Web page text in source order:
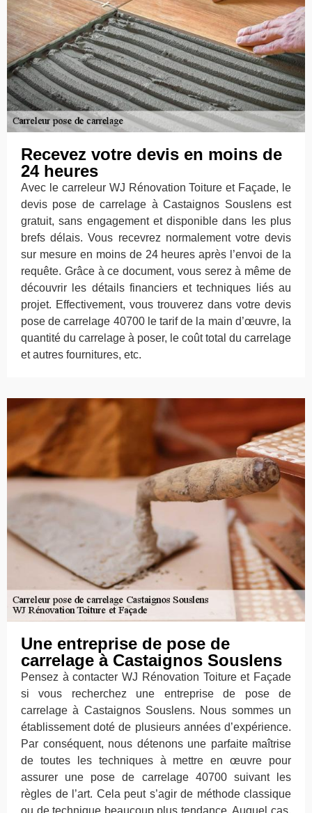
Recevez votre devis en moins de
24 heures
Avec le carreleur WJ Rénovation Toiture et Façade, le
devis pose de carrelage à Castaignos Souslens est
gratuit, sans engagement et disponible dans les plus
brefs délais. Vous recevrez normalement votre devis
sur mesure en moins de 24 heures après l’envoi de la
requête. Grâce à ce document, vous serez à même de
découvrir les détails financiers et techniques liés au
projet. Effectivement, vous trouverez dans votre devis
pose de carrelage 40700 le tarif de la main d’œuvre, la
quantité du carrelage à poser, le coût total du carrelage
et autres fournitures, etc.
Une entreprise de pose de
carrelage à Castaignos Souslens
Pensez à contacter WJ Rénovation Toiture et Façade
si vous recherchez une entreprise de pose de
carrelage à Castaignos Souslens. Nous sommes un
établissement doté de plusieurs années d’expérience.
Par conséquent, nous détenons une parfaite maîtrise
de toutes les techniques à mettre en œuvre pour
assurer une pose de carrelage 40700 suivant les
règles de l’art. Cela peut s’agir de méthode classique